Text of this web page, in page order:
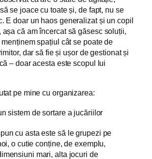
se joace cu toate și, de fapt, nu se
E doar un haos generalizat și un copil
așa că am încercat să găsesc soluții,
spațiul cât se poate de
dar să fie și ușor de gestionat și
– doar acesta este scopul lui
pe mine cu organizarea:
sistem de sortare a jucăriilor
cu asta este să le grupezi pe
o cutie conține, de exemplu,
mari, alta jocuri de